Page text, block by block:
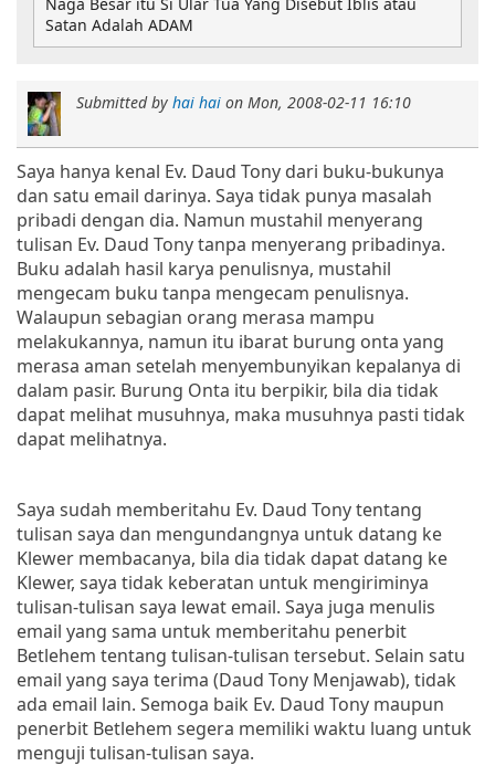
Submitted by hai hai on Mon, 2008-02-11 16:10
Saya hanya kenal Ev. Daud Tony dari buku-bukunya
dan satu email darinya. Saya tidak punya masalah
pribadi dengan dia. Namun mustahil menyerang
tulisan Ev. Daud Tony tanpa menyerang pribadinya.
Buku adalah hasil karya penulisnya, mustahil
mengecam buku tanpa mengecam penulisnya.
Walaupun sebagian orang merasa mampu
melakukannya, namun itu ibarat burung onta yang
merasa aman setelah menyembunyikan kepalanya di
dalam pasir. Burung Onta itu berpikir, bila dia tidak
dapat melihat musuhnya, maka musuhnya pasti tidak
dapat melihatnya.
Saya sudah memberitahu Ev. Daud Tony tentang
tulisan saya dan mengundangnya untuk datang ke
Klewer membacanya, bila dia tidak dapat datang ke
Klewer, saya tidak keberatan untuk mengiriminya
tulisan-tulisan saya lewat email. Saya juga menulis
email yang sama untuk memberitahu penerbit
Betlehem tentang tulisan-tulisan tersebut. Selain satu
email yang saya terima (Daud Tony Menjawab), tidak
ada email lain. Semoga baik Ev. Daud Tony maupun
penerbit Betlehem segera memiliki waktu luang untuk
menguji tulisan-tulisan saya.
Satan Adalah ADAM